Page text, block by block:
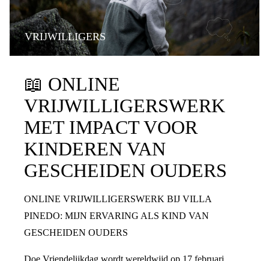
VRIJWILLIGERS
📖 ONLINE
VRIJWILLIGERSWERK
MET IMPACT VOOR
KINDEREN VAN
GESCHEIDEN OUDERS
ONLINE VRIJWILLIGERSWERK BIJ VILLA
PINEDO: MIJN ERVARING ALS KIND VAN
GESCHEIDEN OUDERS
Doe Vriendelijkdag wordt wereldwijd op 17 februari